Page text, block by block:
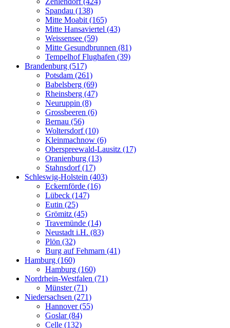
Spandau (138)
Mitte Moabit (165)
Mitte Hansaviertel (43)
Weissensee (59)
Mitte Gesundbrunnen (81)
Tempelhof Flughafen (39)
Brandenburg (517)
Potsdam (261)
Babelsberg (69)
Rheinsberg (47)
Neuruppin (8)
Grossbeeren (6)
Bernau (56)
Woltersdorf (10)
Kleinmachnow (6)
Oberspreewald-Lausitz (17)
Oranienburg (13)
Stahnsdorf (17)
Schleswig-Holstein (403)
Eckernförde (16)
Lübeck (147)
Eutin (25)
Grömitz (45)
Travemünde (14)
Neustadt i.H. (83)
Plön (32)
Burg auf Fehmarn (41)
Hamburg (160)
Hamburg (160)
Nordrhein-Westfalen (71)
Münster (71)
Niedersachsen (271)
Hannover (55)
Goslar (84)
Celle (132)